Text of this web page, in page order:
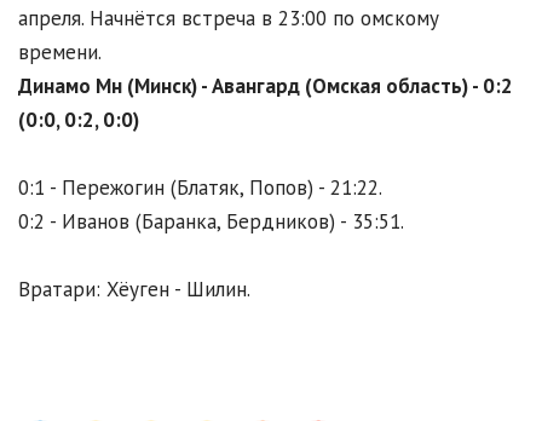
апреля. Начнётся встреча в 23:00 по омскому
времени.
Динамо Мн (Минск) - Авангард (Омская область) - 0:2
(0:0, 0:2, 0:0)
0:1 - Пережогин (Блатяк, Попов) - 21:22.
0:2 - Иванов (Баранка, Бердников) - 35:51.
Вратари: Хёуген - Шилин.